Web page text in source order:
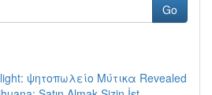
Go
ψητοπωλείο Μύτικα Revealed